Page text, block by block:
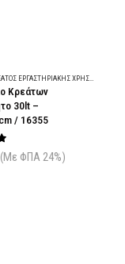
ΣΥΣΚΕΥΈΣ ΚΡΈΑΤΟΣ ΕΡΓΑΣΤΗΡΙΑΚΉΣ ΧΡΉΣΗΣ
Κρεάτων
30lt –
/ 16355
5
(Με ΦΠΑ 24%)